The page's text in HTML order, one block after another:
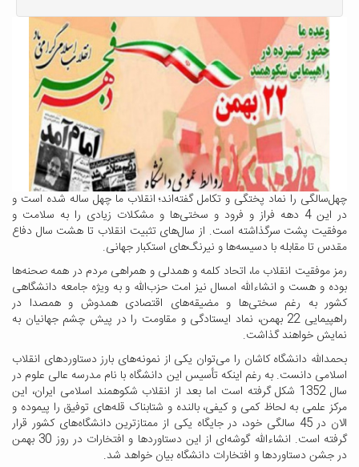
چهل‌سالگی را نماد پختگی و تکامل گفته‌اند؛ انقلاب ما چهل ساله شده است و
در این 4 دهه فراز و فرود و سختی‌ها و مشکلات زیادی را به سلامت و
موفقیت پشت سرگذاشته است. از سال‌های تثبیت انقلاب تا هشت سال دفاع
مقدس تا مقابله با دسیسه‌ها و نیرنگ‌های استکبار جهانی.
رمز موفقیت انقلاب ما، اتحاد کلمه و همدلی و همراهی مردم در همه صحنه‌ها
بوده و هست و انشاءالله امسال نیز امت حزب‌الله و به ویژه جامعه دانشگاهی
کشور به رغم سختی‌ها و مضیقه‌های اقتصادی همدوش و همصدا در
راهپیمایی 22 بهمن، نماد ایستادگی و مقاومت را در پیش چشم جهانیان به
نمایش خواهند گذاشت.
بحمدالله دانشگاه کاشان را می‌توان یکی از نمونه‌های بارز دستاوردهای انقلاب
اسلامی دانست. به رغم اینکه تأسیس این دانشگاه با نام مدرسه عالی علوم در
سال 1352 شکل گرفته است اما بعد از انقلاب شکوهمند اسلامی ایران، این
مرکز علمی به لحاظ کمی و کیفی، بالنده و شتابناک قله‌های توفیق را پیموده و
الان در 45 سالگی خود، در جایگاه یکی از ممتازترین دانشگاه‌های کشور قرار
گرفته است. انشاءالله گوشه‌ای از این دستاوردها و افتخارات در روز 30 بهمن
در جشن دستاوردها و افتخارات دانشگاه بیان خواهد شد.